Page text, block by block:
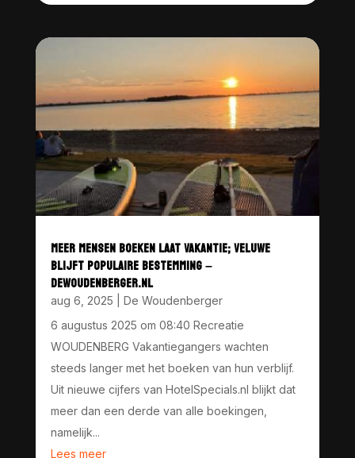
MEER MENSEN BOEKEN LAAT VAKANTIE; VELUWE
BLIJFT POPULAIRE BESTEMMING –
DEWOUDENBERGER.NL
aug 6, 2025
De Woudenberger
6 augustus 2025 om 08:40 Recreatie
WOUDENBERG Vakantiegangers wachten
steeds langer met het boeken van hun verblijf.
Uit nieuwe cijfers van HotelSpecials.nl blijkt dat
meer dan een derde van alle boekingen,
namelijk...
Lees meer